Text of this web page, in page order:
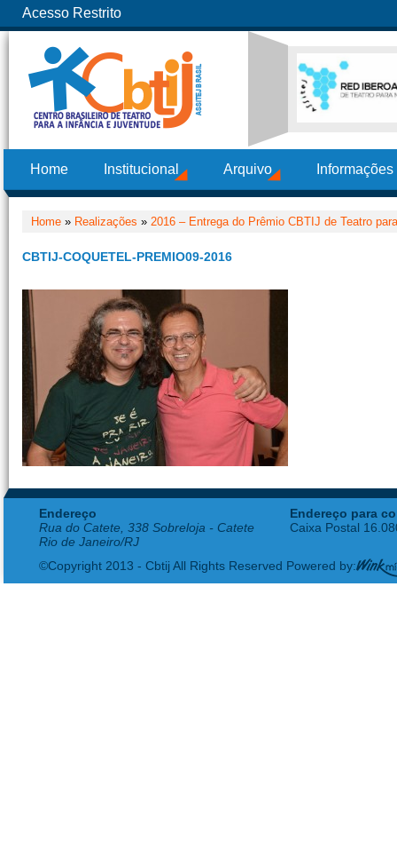
Acesso Restrito
Home Institucional Arquivo
Home » Realizações » 2016 – Entrega do Prêmio CBTIJ de Teatro
CBTIJ-COQUETEL-PREMIO09-2016
Endereço
Rua do Catete, 338 Sobreloja - Catete
Rio de Janeiro/RJ
Endereço para
Caixa Postal
©Copyright 2013 - Cbtij All Rights Reserved Powered by: